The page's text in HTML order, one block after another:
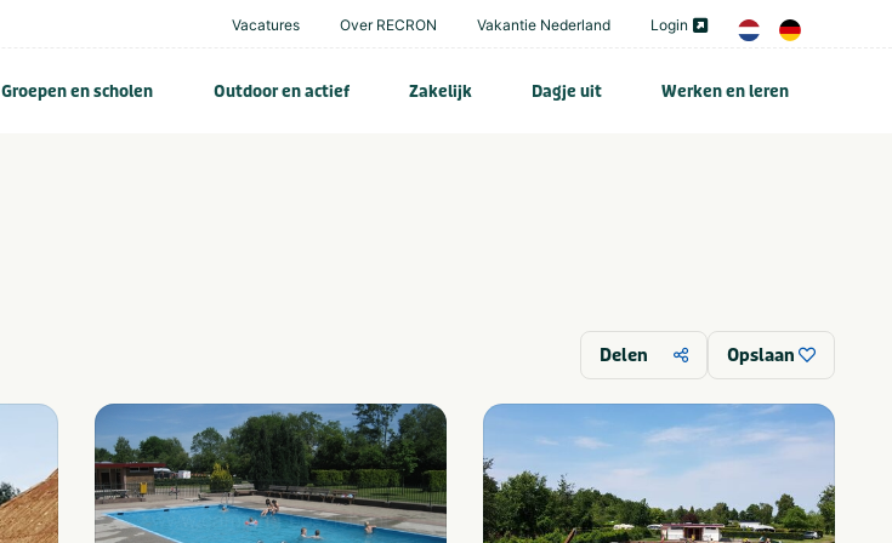
Vacatures Over RECRON Vakantie Nederland Login
Groepen en scholen Outdoor en actief Zakelijk Dagje uit Werken en leren
Delen Opslaan